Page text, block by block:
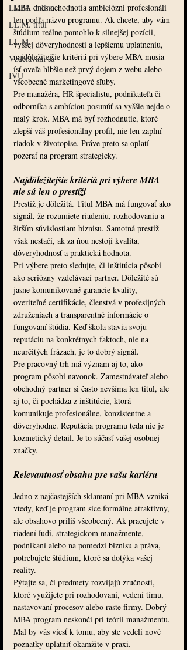
LL.M. online
LL.M. titul
LL.M.
Vzdelávam sa
IVU
MBA dnes nehodnotia ambiciózni profesionáli
len podľa názvu programu. Ak chcete, aby vám
štúdium reálne pomohlo k silnejšej pozícii,
vyššej dôveryhodnosti a lepšiemu uplatneniu,
najdôležitejšie kritériá pri výbere MBA musia
ísť oveľa hlbšie než prvý dojem z webu alebo
všeobecné marketingové sľuby.
Pre manažéra, HR špecialistu, podnikateľa či
odborníka s ambíciou posunúť sa vyššie nejde o
malý krok. MBA má byť rozhodnutie, ktoré
zlepší váš profesionálny profil, nie len zaplní
riadok v životopise. Práve preto sa oplatí
pozerať na program strategicky.
Najdôležitejšie kritériá pri výbere MBA
nie sú len o prestíži
Prestíž je dôležitá. Titul MBA má fungovať ako
signál, že rozumiete riadeniu, rozhodovaniu a
širším súvislostiam biznisu. Samotná prestíž
však nestačí, ak za ňou nestojí kvalita,
dôveryhodnosť a praktická hodnota.
Pri výbere preto sledujte, či inštitúcia pôsobí
ako seriózny vzdelávací partner. Dôležité sú
jasne komunikované garancie kvality,
overiteľné certifikácie, členstvá v profesijných
združeniach a transparentné informácie o
fungovaní štúdia. Keď škola stavia svoju
reputáciu na konkrétnych faktoch, nie na
neurčitých frázach, je to dobrý signál.
Pre pracovný trh má význam aj to, ako
program pôsobí navonok. Zamestnávateľ alebo
obchodný partner si často nevšíma len titul, ale
aj to, či pochádza z inštitúcie, ktorá
komunikuje profesionálne, konzistentne a
dôveryhodne. Reputácia programu teda nie je
kozmetický detail. Je to súčasť vašej osobnej
značky.
Relevantnosť obsahu pre vašu kariéru
Jedno z najčastejších sklamaní pri MBA vzniká
vtedy, keď je program síce formálne atraktívny,
ale obsahovo príliš všeobecný. Ak pracujete v
riadení ľudí, strategickom manažmente,
podnikaní alebo na pomedzí biznisu a práva,
potrebujete štúdium, ktoré sa dotýka vašej
reality.
Pýtajte sa, či predmety rozvíjajú zručnosti,
ktoré využijete pri rozhodovaní, vedení tímu,
nastavovaní procesov alebo raste firmy. Dobrý
MBA program neskončí pri teórii manažmentu.
Mal by vás viesť k tomu, aby ste vedeli nové
poznatky uplatniť okamžite v praxi.